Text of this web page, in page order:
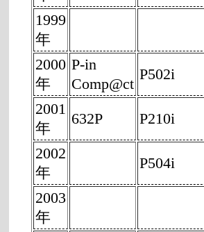
1999
年
2000
年
P-in
Comp@ct
P502i
2001
年
632P
P210i
2002
年
P504i
2003
年